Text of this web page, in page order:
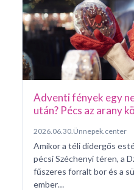
Adventi fények egy
után? Pécs az arany
2026.06.30. Ünnepek.center
Amikor a téli didergős
pécsi Széchenyi téren, a
fűszeres forralt bor és a
ember…